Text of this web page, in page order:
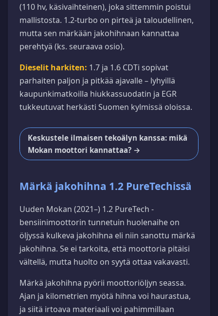
(110 hv, käsivaihteinen), joka sittemmin poistui
mallistosta. 1.2-turbo on pirteä ja taloudellinen,
mutta sen märkään jakohihnaan kannattaa
perehtyä (ks. seuraava osio).
Dieselit harkiten: 1.7 ja 1.6 CDTi sopivat
parhaiten paljon ja pitkää ajavalle – lyhyillä
kaupunkimatkoilla hiukkassuodatin ja EGR
tukkeutuvat herkästi Suomen kylmissä oloissa.
Keskustele ilmaisen tekoälyn kanssa: mikä
Mokan moottori kannattaa? →
Märkä jakohihna 1.2 PureTechissä
Uuden Mokan (2021–) 1.2 PureTech -
bensiinimoottorin tunnetuin huolenaihe on
öljyssä kulkeva jakohihna eli niin sanottu märkä
jakohihna. Se ei tarkoita, että moottoria pitäisi
vältellä, mutta huolto on syytä ottaa vakavasti.
Märkä jakohihna pyörii moottoriöljyn seassa.
Ajan ja kilometrien myötä hihna voi haurastua,
ja siitä irtoava materiaali voi pahimmillaan